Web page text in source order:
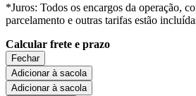
*Juros: Todos os encargos da operação,
parcelamento e outras tarifas estão
Calcular frete e prazo
Fechar
Adicionar à sacola
Adicionar à sacola